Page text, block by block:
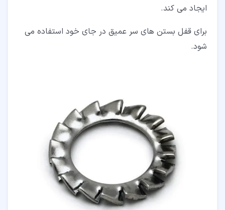
ایجاد می کند.
برای قفل بستن های سر عمیق در جای خود استفاده می
شود.